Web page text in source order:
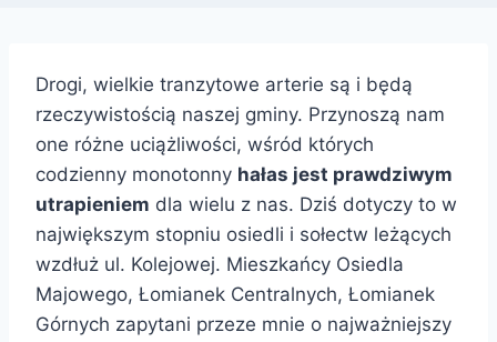
Drogi, wielkie tranzytowe arterie są i będą
rzeczywistością naszej gminy. Przynoszą nam
one różne uciążliwości, wśród których
codzienny monotonny hałas jest prawdziwym
utrapieniem dla wielu z nas. Dziś dotyczy to w
największym stopniu osiedli i sołectw leżących
wzdłuż ul. Kolejowej. Mieszkańcy Osiedla
Majowego, Łomianek Centralnych, Łomianek
Górnych zapytani przeze mnie o najważniejszy